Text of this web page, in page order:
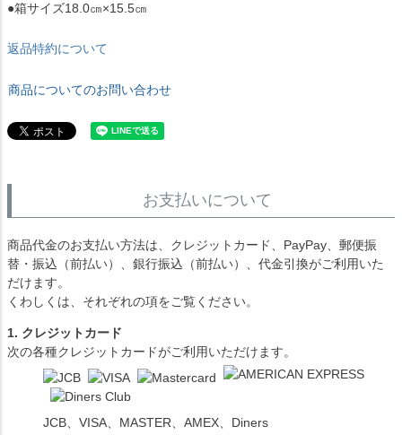
●箱サイズ18.0㎝×15.5㎝
返品特約について
商品についてのお問い合わせ
お支払いについて
商品代金のお支払い方法は、クレジットカード、PayPay、郵便振
替・振込（前払い）、銀行振込（前払い）、代金引換がご利用いた
だけます。
くわしくは、それぞれの項をご覧ください。
1. クレジットカード
次の各種クレジットカードがご利用いただけます。
JCB、VISA、MASTER、AMEX、Diners